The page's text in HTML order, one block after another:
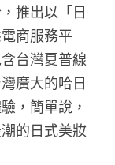
推出以「日
商服務平
台灣夏普線
廣大的哈日
，簡單說，
的日式美妝